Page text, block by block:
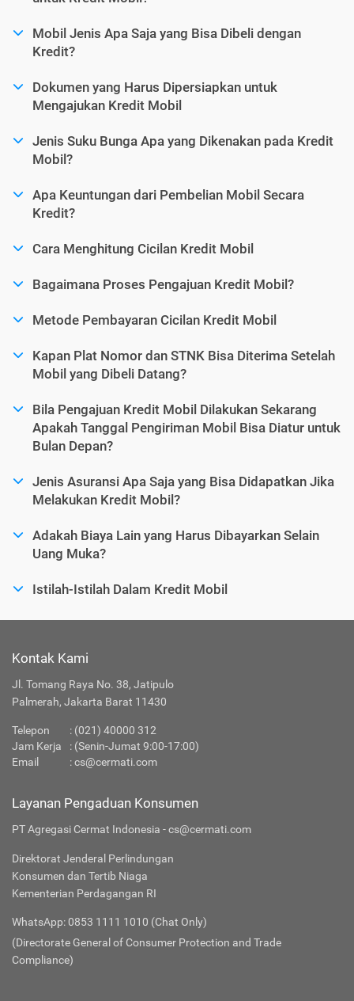
Mobil Jenis Apa Saja yang Bisa Dibeli dengan
Kredit?
Dokumen yang Harus Dipersiapkan untuk
Mengajukan Kredit Mobil
Jenis Suku Bunga Apa yang Dikenakan pada Kredit
Mobil?
Apa Keuntungan dari Pembelian Mobil Secara
Kredit?
Cara Menghitung Cicilan Kredit Mobil
Bagaimana Proses Pengajuan Kredit Mobil?
Metode Pembayaran Cicilan Kredit Mobil
Kapan Plat Nomor dan STNK Bisa Diterima Setelah
Mobil yang Dibeli Datang?
Bila Pengajuan Kredit Mobil Dilakukan Sekarang
Apakah Tanggal Pengiriman Mobil Bisa Diatur untuk
Bulan Depan?
Jenis Asuransi Apa Saja yang Bisa Didapatkan Jika
Melakukan Kredit Mobil?
Adakah Biaya Lain yang Harus Dibayarkan Selain
Uang Muka?
Istilah-Istilah Dalam Kredit Mobil
Kontak Kami
Jl. Tomang Raya No. 38, Jatipulo
Palmerah, Jakarta Barat 11430
Telepon : (021) 40000 312
Jam Kerja
: (Senin-Jumat 9:00-17:00)
Email
:cs@cermati.com
Layanan Pengaduan Konsumen
PT Agregasi Cermat Indonesia - cs@cermati.com
Direktorat Jenderal Perlindungan
Konsumen dan Tertib Niaga
Kementerian Perdagangan RI
WhatsApp: 0853 1111 1010 (Chat Only)
(Directorate General of Consumer Protection and Trade
Compliance)